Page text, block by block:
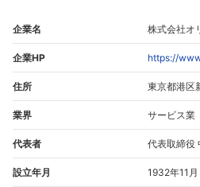
企業名 株式会社オ
企業HP https://
住所 東京都港区
業界 サービス業
代表者 代表取締役
設立年月 1932年11月